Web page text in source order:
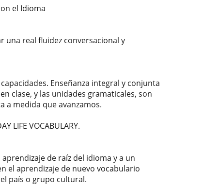
el Idioma
una real fluidez conversacional y
Enseñanza integral y conjunta
clase, y las unidades gramaticales, son
a medida que avanzamos.
LIFE VOCABULARY.
de raíz del idioma y a un
el aprendizaje de nuevo vocabulario
país o grupo cultural.